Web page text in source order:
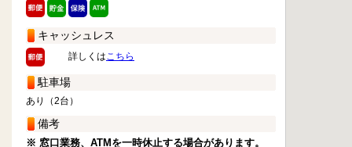
キャッシュレス
詳しくはこちら
駐車場
あり（2台）
備考
※ 窓口業務、ATMを一時休止する場合があります。